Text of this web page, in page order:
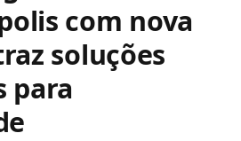
com nova
soluções
para